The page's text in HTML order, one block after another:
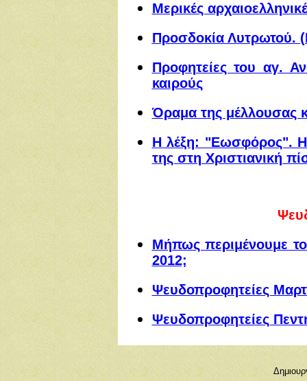
Μερικές
Προσδοκία Λυτρωτού.
Προφητείες του αγ.
καιρούς
Όραμα της μέλλουσας
Η λέξη: "Εωσφόρος".
της στη Χριστιανική
Μήπως περιμένουμε
2012;
Ψευδοπροφητείες
Ψευδοπροφητείες